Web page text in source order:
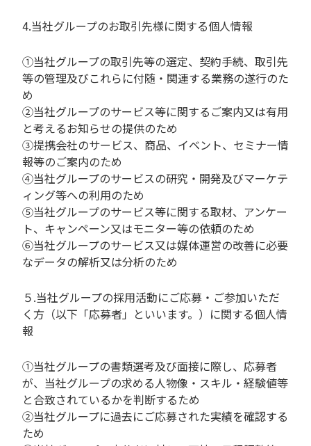
4.当社グループのお取引先様に関する個人情報
①当社グループの取引先等の選定、契約手続、取引先
等の管理及びこれらに付随・関連する業務の遂行のた
め
②当社グループのサービス等に関するご案内又は有用
と考えるお知らせの提供のため
③提携会社のサービス、商品、イベント、セミナー情
報等のご案内のため
④当社グループのサービスの研究・開発及びマーケテ
ィング等への利用のため
⑤当社グループのサービス等に関する取材、アンケー
ト、キャンペーン又はモニター等の依頼のため
⑥当社グループのサービス又は媒体運営の改善に必要
なデータの解析又は分析のため
５.当社グループの採用活動にご応募・ご参加いただ
く方（以下「応募者」といいます。）に関する個人情
報
①当社グループの書類選考及び面接に際し、応募者
が、当社グループの求める人物像・スキル・経験値等
と合致されているかを判断するため
②当社グループに過去にご応募された実績を確認する
ため